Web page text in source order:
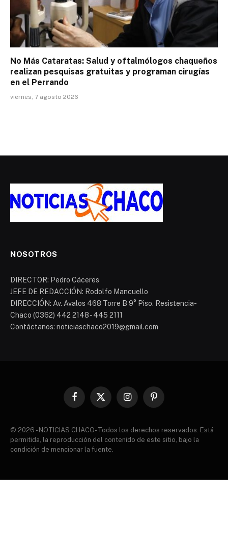
No Más Cataratas: Salud y oftalmólogos chaqueños
realizan pesquisas gratuitas y programan cirugías
en el Perrando
viernes, 7 agosto 2026
NOSOTROS
DIRECTOR: Pedro Cáceres
JEFE DE REDACCIÓN: Rodolfo Mancuello
DIRECCIÓN: Av. Avalos 468 Torre B 9° Piso. Resistencia-
Chaco (0362) 442 2148 - 445 2111
Contáctanos: noticiaschaco2019@gmail.com
Facebook
X
InstagramPinterest
© 2026 - NOTICIAS CHACO- Todos los derechos reservados. Está
permitida, la reproducción del contenido de este sitio, bajo la
condición de mencionar la fuente.